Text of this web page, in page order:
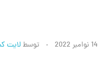
م
14 نوامبر 2022 توسطلایت